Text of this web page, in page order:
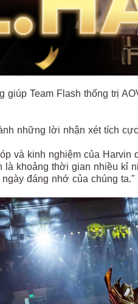
Team Flash thống trị
những lời nhận xét tích
và kinh nghiệm của
là khoảng thời gian nhiều kỉ
đáng nhớ của chúng ta."